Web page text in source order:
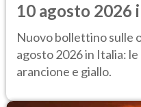
10 agosto 2026
a rischio
Nuovo bollettino sulle
agosto 2026 in Italia:
arancione e giallo.